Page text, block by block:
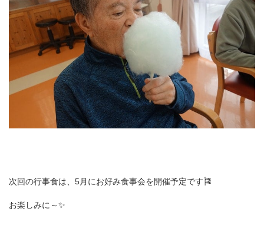
次回の行事食は、5月にお好み食事会を開催予定です🎏
お楽しみに～✨